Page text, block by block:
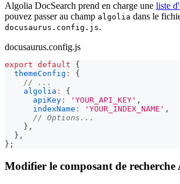
Algolia DocSearch prend en charge une liste
pouvez passer au champ algolia dans le
docusaurus.config.js.
docusaurus.config.js
export default
{
themeConfig :
{
// ...
algolia :
{
apiKey : 'YOUR_API_KEY' ,
indexName : 'YOUR_INDEX_NAME' ,
// Options...
} ,
} ,
} ;
Modifier le composant de recherche